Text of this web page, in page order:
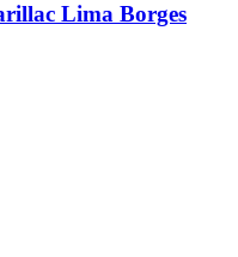
Lima Borges